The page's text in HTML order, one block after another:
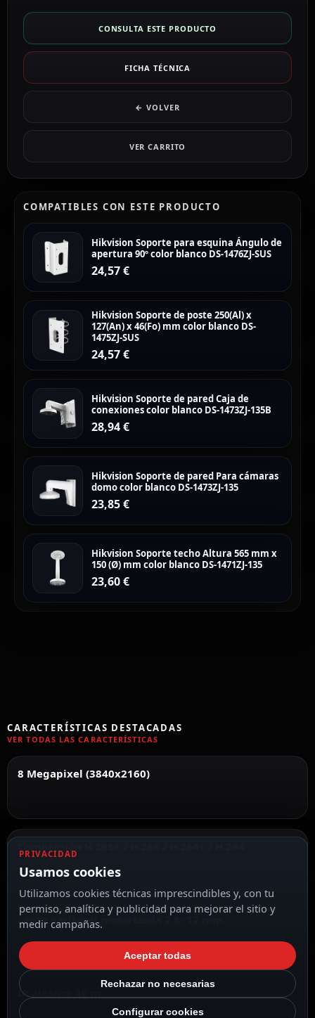
CONSULTA ESTE PRODUCTO
FICHA TÉCNICA
← VOLVER
VER CARRITO
COMPATIBLES CON ESTE PRODUCTO
Hikvision Soporte para esquina Ángulo de
apertura 90º color blanco DS-1476ZJ-SUS
24,57€
Hikvision Soporte de poste 250(Al) x
127(An) x 46(Fo) mm color blanco DS-
1475ZJ-SUS
24,57€
Hikvision Soporte de pared Caja de
conexiones color blanco DS-1473ZJ-135B
28,94€
Hikvision Soporte de pared Para cámaras
domo color blanco DS-1473ZJ-135
23,85€
Hikvision Soporte techo Altura 565 mm x
150 (Ø) mm color blanco DS-1471ZJ-135
23,60€
CARACTERÍSTICAS DESTACADAS
VER TODAS LAS CARACTERÍSTICAS
8 Megapixel (3840x2160)
Lente varifocal motorizada 2.8~12 mm
IR alcance 40 m
PRIVACIDAD
Usamos cookies
Utilizamos cookies técnicas imprescindibles y, con tu
permiso, analítica y publicidad para mejorar el sitio y
medir campañas.
Aceptar todas
Rechazar no necesarias
Configurar cookies